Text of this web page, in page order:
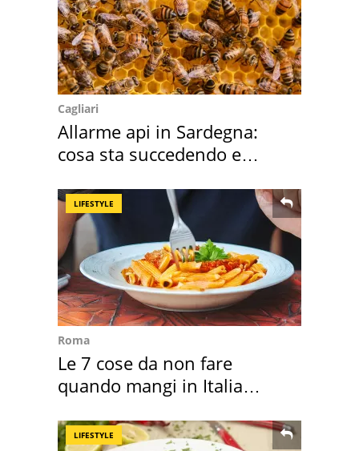
Cagliari
Allarme api in Sardegna:
cosa sta succedendo e
LIFESTYLE
Roma
Le 7 cose da non fare
quando mangi in Italia
LIFESTYLE